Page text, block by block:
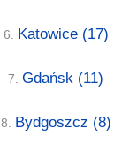
6. Katowice (17)
7. Gdańsk (11)
8. Bydgoszcz (8)